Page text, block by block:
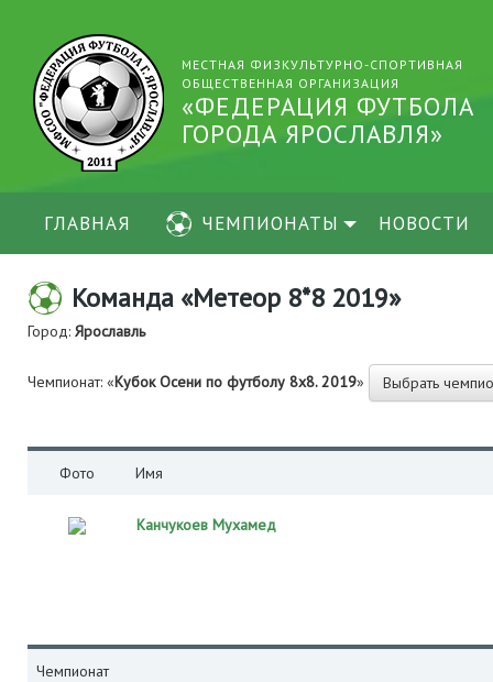
МЕСТНАЯ ФИЗКУЛЬТУРНО-СПОРТИВНАЯ
ОБЩЕСТВЕННАЯ ОРГАНИЗАЦИЯ
«ФЕДЕРАЦИЯ ФУТБОЛА
ГОРОДА ЯРОСЛАВЛЯ»
ГЛАВНАЯ ЧЕМПИОНАТЫ НОВОСТИ
Команда «Метеор 8*8 2019»
Город: Ярославль
Чемпионат: «Кубок Осени по футболу 8х8. 2019» Выбрать
Фото Имя
Канчукоев Мухамед
Чемпионат